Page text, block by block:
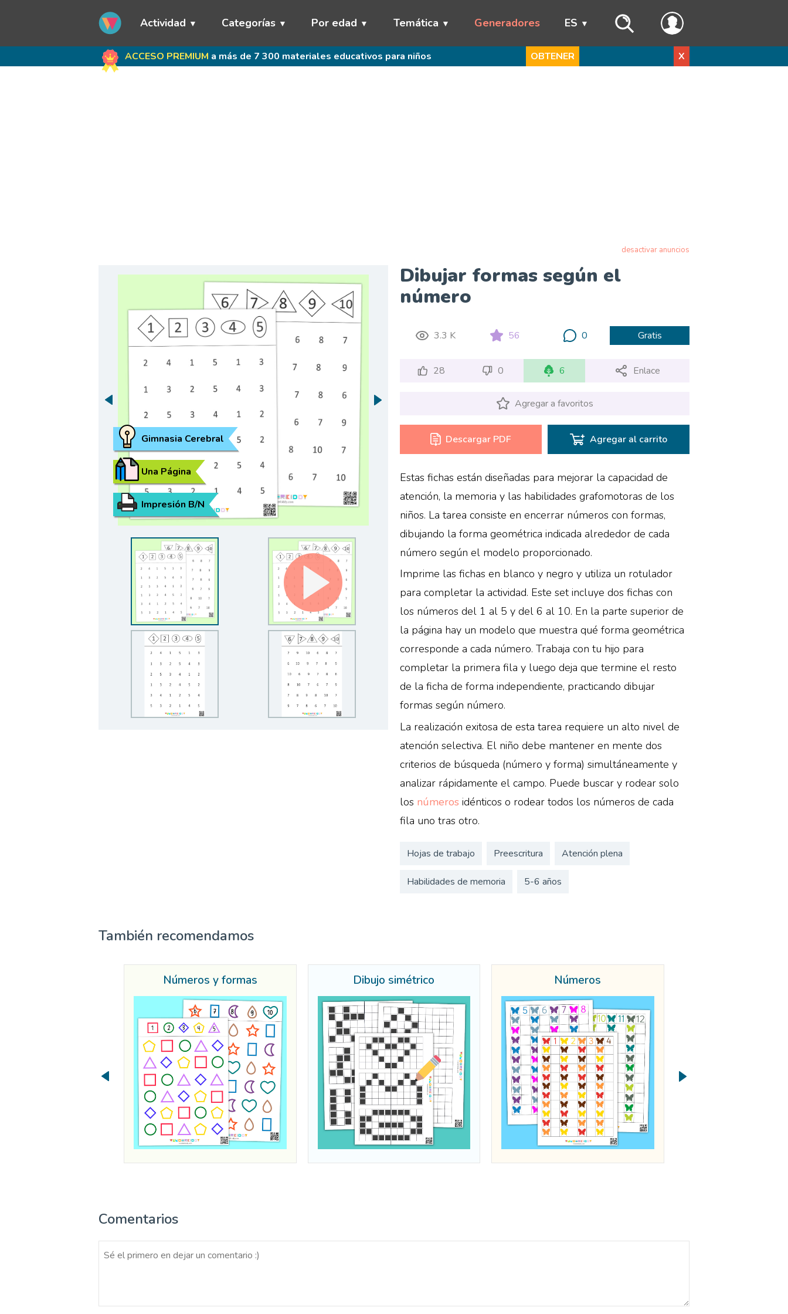
Actividad Categorías Por edad Temática Generadores ES
ACCESO PREMIUM a más de 7 300 materiales educativos para niños OBTENER X
desactivar anuncios
Dibujar formas según el
número
Impresión B/N
Una Página
Gimnasia Cerebral
3.3 K 56 0 Gratis
28 0 6 Enlace
Agregar a favoritos
Descargar PDF Agregar al carrito
Estas fichas están diseñadas para mejorar la capacidad de
atención, la memoria y las habilidades grafomotoras de los
niños. La tarea consiste en encerrar números con formas,
dibujando la forma geométrica indicada alrededor de cada
número según el modelo proporcionado.
Imprime las fichas en blanco y negro y utiliza un rotulador
para completar la actividad. Este set incluye dos fichas con
los números del 1 al 5 y del 6 al 10. En la parte superior de
la página hay un modelo que muestra qué forma geométrica
corresponde a cada número. Trabaja con tu hijo para
completar la primera fila y luego deja que termine el resto
de la ficha de forma independiente, practicando dibujar
formas según número.
La realización exitosa de esta tarea requiere un alto nivel de
atención selectiva. El niño debe mantener en mente dos
criterios de búsqueda (número y forma) simultáneamente у
analizar rápidamente el campo. Puede buscar y rodear solo
los números idénticos o rodear todos los números de cada
fila uno tras otro.
Hojas de trabajo Preescritura Atención plena
Habilidades de memoria 5-6 años
También recomendamos
Números y formas Dibujo simétrico Números
Comentarios